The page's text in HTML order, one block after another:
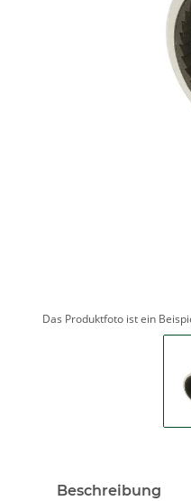
Das Produktfoto ist ein
Beschreibung